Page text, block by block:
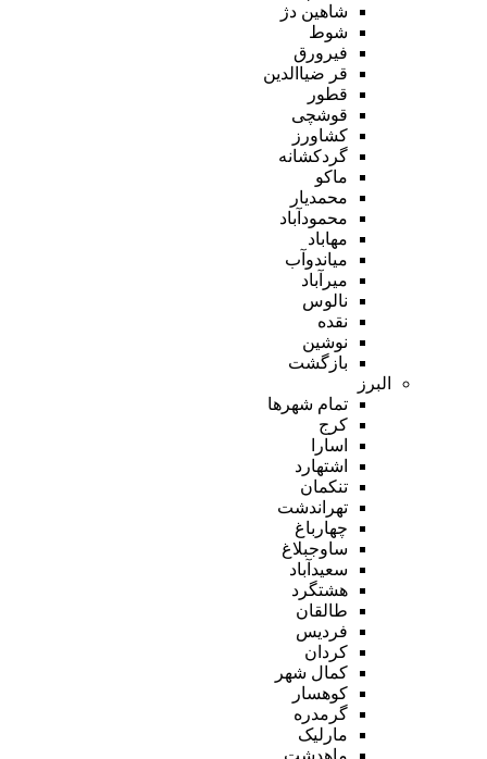
شاهین دژ
شوط
فیرورق
قر ضیاالدین
قطور
قوشچی
کشاورز
گردکشانه
ماکو
محمدیار
محمودآباد
مهاباد
میاندوآب
میرآباد
نالوس
نقده
نوشین
بازگشت
البرز
تمام شهر‌ها
کرج
اسارا
اشتهارد
تنکمان
تهراندشت
چهارباغ
ساوجبلاغ
سعیدآباد
هشتگرد
طالقان
فردیس
کردان
کمال شهر
کوهسار
گرمدره
مارلیک
ماهدشت